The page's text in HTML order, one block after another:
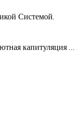
Системой.
капитуляция